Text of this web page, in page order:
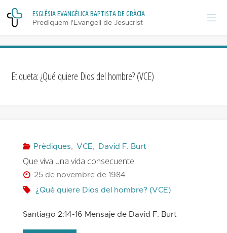
Skip
content
ESGLÉSIAEVANGÈLICABAPTISTADE GRÀCIA
Prediquem l'Evangeli de Jesucrist
Etiqueta:¿Qué quiere Dios del hombre? (VCE)
Prèdiques, VCE, David F. Burt
Que viva una vida consecuente
25 de novembre de 1984
¿Qué quiere Dios del hombre? (VCE)
Santiago 2:14-16 Mensaje de David F. Burt